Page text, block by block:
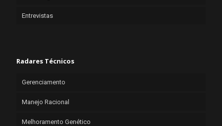
Entrevistas
Radares Técnicos
Gerenciamento
Manejo Racional
Melhoramento Genético